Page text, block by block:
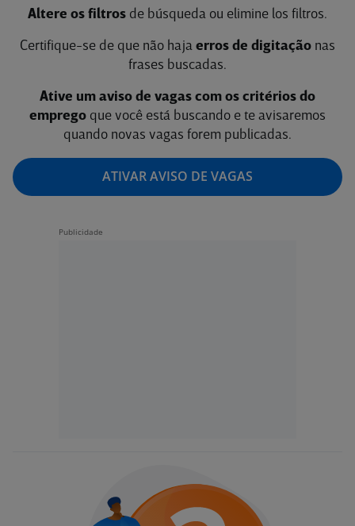
Altere os filtros de búsqueda ou elimine los filtros.
Certifique-se de que não haja erros de digitação nas
frases buscadas.
Ative um aviso de vagas com os critérios do
emprego que você está buscando e te avisaremos
quando novas vagas forem publicadas.
ATIVAR AVISO DE VAGAS